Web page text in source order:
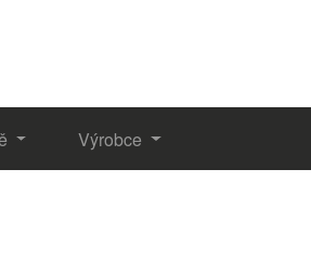
Výrobce